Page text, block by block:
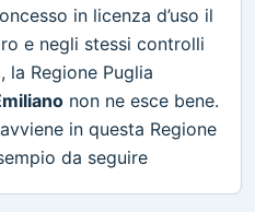
in licenza d’uso il
e negli stessi controlli
la Regione Puglia
non ne esce bene.
in questa Regione
da seguire